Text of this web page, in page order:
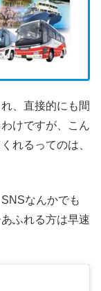
、直接的にも間
けですが、こん
れるってのは、
なんかでも
ふれる方は早速